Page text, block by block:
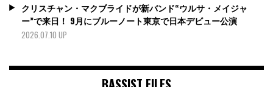
クリスチャン・マクブライドが新バンド“ウルサ・メイジャ
ー”で来日！ 9月にブルーノート東京で日本デビュー公演
2026.07.10 UP